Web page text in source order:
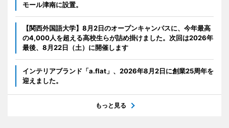
モール津南に設置。
【関西外国語大学】8月2日のオープンキャンパスに、今年最高
の4,000人を超える高校生らが詰め掛けました。次回は2026年
最後、8月22日（土）に開催します
インテリアブランド「a.flat」、2026年8月2日に創業25周年を
迎えました。
もっと見る